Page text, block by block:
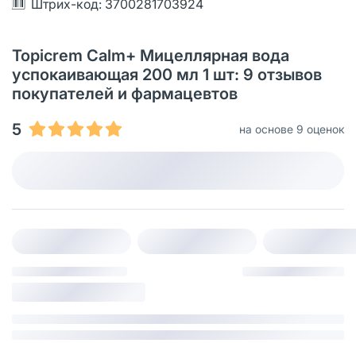
Штрих-код: 3700281703924
Topicrem Calm+ Мицеллярная вода
успокаивающая 200 мл 1 шт: 9 отзывов
покупателей и фармацевтов
5
на основе 9 оценок